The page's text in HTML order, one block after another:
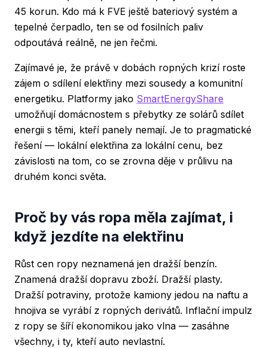
45 korun. Kdo má k FVE ještě bateriový systém a
tepelné čerpadlo, ten se od fosilních paliv
odpoutává reálně, ne jen řečmi.
Zajímavé je, že právě v dobách ropných krizí roste
zájem o sdílení elektřiny mezi sousedy a komunitní
energetiku. Platformy jako SmartEnergyShare
umožňují domácnostem s přebytky ze solárů sdílet
energii s těmi, kteří panely nemají. Je to pragmatické
řešení — lokální elektřina za lokální cenu, bez
závislosti na tom, co se zrovna děje v průlivu na
druhém konci světa.
Proč by vás ropa měla zajímat, i
když jezdíte na elektřinu
Růst cen ropy neznamená jen dražší benzín.
Znamená dražší dopravu zboží. Dražší plasty.
Dražší potraviny, protože kamiony jedou na naftu a
hnojiva se vyrábí z ropných derivátů. Inflační impulz
z ropy se šíří ekonomikou jako vlna — zasáhne
všechny, i ty, kteří auto nevlastní.